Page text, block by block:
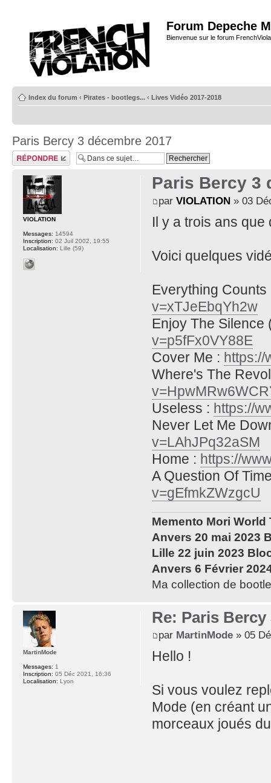
Forum Depeche
Bienvenue sur le forum
Index du forum ‹ Pirates - bootlegs... ‹ Lives Vidéo 2017-2018
Paris Bercy 3 décembre 2017
Répondre
Paris Bercy 3
par VIOLATION» 03
Il y a trois ans que
Voici quelques
Everything
v=xTJeEbqYh2w
Enjoy The Silence
v=p5fFx0VY88E
Cover Me : https://
Where's The
Useless : https://
Never Let Me
v=LAhJPq32aSM
Home : https://
A Question Of
v=gEfmkZWzgcU
Memento Mori World
Anvers 20 mai 2023
Lille 22 juin 2023
Anvers 6 Février
Ma collection de
VIOLATION
Messages: 14594
Inscription: 02 Juil 2002, 19:55
Localisation: Lille (59)
Re: Paris Bercy
par MartinMode» 05
Hello !
Si vous voulez
Mode (en créant
morceaux joués
MartinMode
Messages: 1
Inscription: 05 Déc 2021, 16:36
Localisation: Lyon